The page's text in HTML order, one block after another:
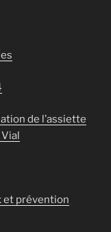
de l’assiette
et prévention